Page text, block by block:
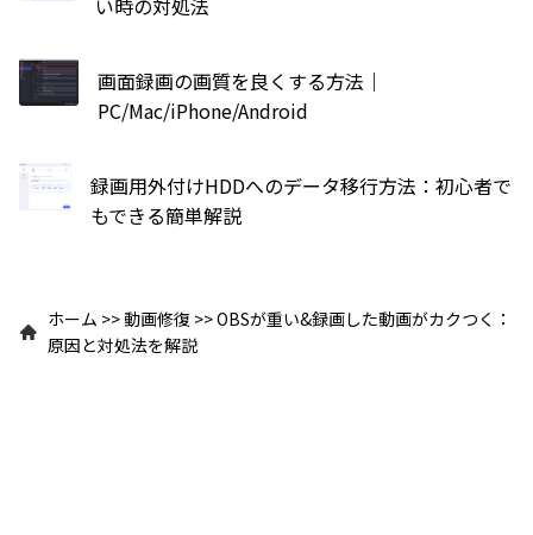
い時の対処法
画面録画の画質を良くする方法｜
PC/Mac/iPhone/Android
録画用外付けHDDへのデータ移行方法：初心者で
もできる簡単解説
ホーム >> 動画修復 >>OBSが重い&録画した動画がカクつく：
原因と対処法を解説